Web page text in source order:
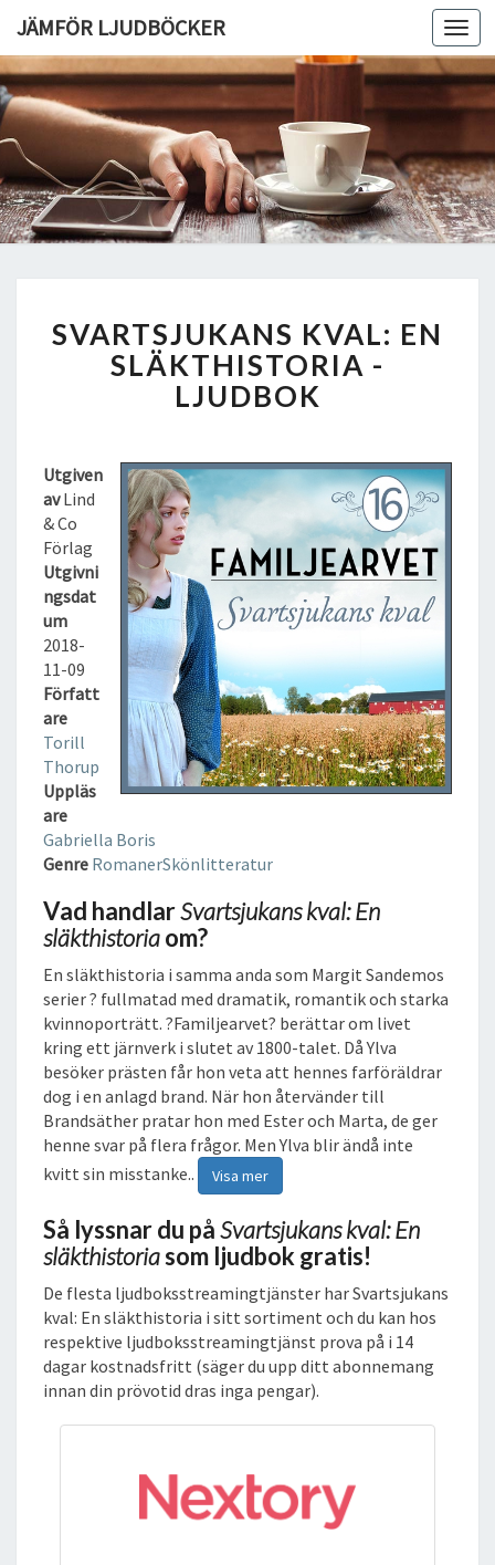
JÄMFÖR LJUDBÖCKER
V
A
R
T
U
K
N
S
K
V
L
:
E
N
S
L
T
I
T
A
J
U
D
B
K
SVARTSJUKANS KVAL: EN
SLÄKTHISTORIA -
LJUDBOK
Utgiven
avLind
& Co
Förlag
Utgivni
ngsdat
um
2018-
11-09
Författ
are
Torill
Thorup
Uppläs
are
Gabriella Boris
Genre RomanerSkönlitteratur
Vad handlarSvartsjukans kval: En
släkthistoriaom?
En släkthistoria i samma anda som Margit Sandemos
serier ? fullmatad med dramatik, romantik och starka
kvinnoporträtt. ?Familjearvet? berättar om livet
kring ett järnverk i slutet av 1800-talet. Då Ylva
besöker prästen får hon veta att hennes farföräldrar
dog i en anlagd brand. När hon återvänder till
Brandsäther pratar hon med Ester och Marta, de ger
henne svar på flera frågor. Men Ylva blir ändå inte
kvitt sin misstanke..
Visa mer
Så lyssnar du påSvartsjukans kval: En
släkthistoriasom ljudbok gratis!
De flesta ljudboksstreamingtjänster har Svartsjukans
kval: En släkthistoria i sitt sortiment och du kan hos
respektive ljudboksstreamingtjänst prova på i 14
dagar kostnadsfritt (säger du upp ditt abonnemang
innan din prövotid dras inga pengar).